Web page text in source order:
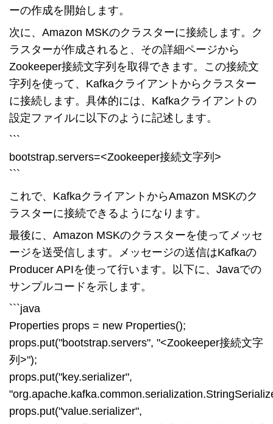
ーの作成を開始します。
次に、Amazon MSKのクラスターに接続します。ク
ラスターが作成されると、その詳細ページから
Zookeeper接続文字列を取得できます。この接続文
字列を使って、Kafkaクライアントからクラスター
に接続します。具体的には、Kafkaクライアントの
設定ファイルに以下のように記述します。
```
bootstrap.servers=<Zookeeper接続文字列>
```
これで、KafkaクライアントからAmazon MSKのク
ラスターに接続できるようになります。
最後に、Amazon MSKのクラスターを使ってメッセ
ージを送受信します。メッセージの送信はKafkaの
Producer APIを使って行います。以下に、Javaでの
サンプルコードを示します。
```java
Properties props = new Properties();
props.put("bootstrap.servers", "<Zookeeper接続文字
列>");
props.put("key.serializer",
props.put("value.serializer",